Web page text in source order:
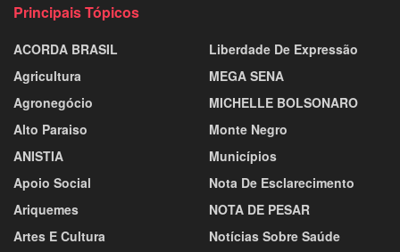
Principais Tópicos
ACORDA BRASIL
Agricultura
Agronegócio
Alto Paraiso
ANISTIA
Apoio Social
Ariquemes
Artes E Cultura
Liberdade De Expressão
MEGA SENA
MICHELLE BOLSONARO
Monte Negro
Municípios
Nota De Esclarecimento
NOTA DE PESAR
Notícias Sobre Saúde